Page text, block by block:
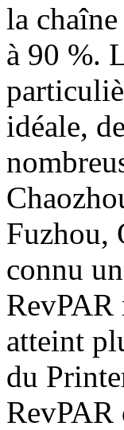
la
à 90 %.
idéale,
Fuzhou,
connu
RevPAR
atteint
du
RevPAR